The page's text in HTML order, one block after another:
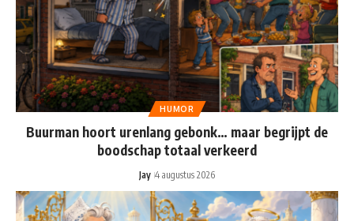
HUMOR
Buurman hoort urenlang gebonk… maar begrijpt de
boodschap totaal verkeerd
Jay 4 augustus 2026